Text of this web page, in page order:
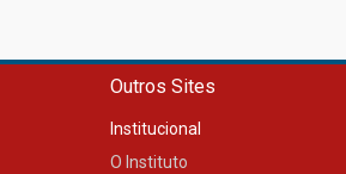
Outros Sites
Institucional
O Instituto